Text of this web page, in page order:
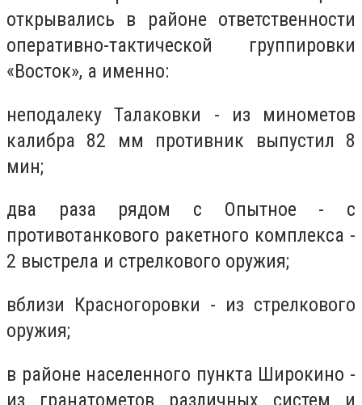
открывались в районе ответственности
оперативно-тактической группировки
«Восток», а именно:
неподалеку Талаковки - из минометов
калибра 82 мм противник выпустил 8
мин;
два раза рядом с Опытное - с
противотанкового ракетного комплекса -
2 выстрела и стрелкового оружия;
вблизи Красногоровки - из стрелкового
оружия;
в районе населенного пункта Широкино -
из гранатометов различных систем и